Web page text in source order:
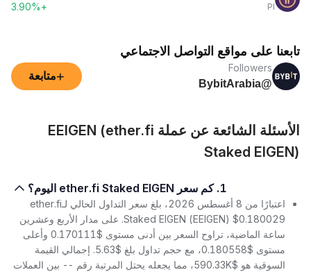
PI
+3.90%
تابعنا على مواقع التواصل الاجتماعي
Followers
@BybitArabia
+متابعة
الأسئلة الشائعة عن عملة EEIGEN (ether.fi
Staked EIGEN)
1. كم سعر ether.fi Staked EIGEN اليوم؟
اعتبارًا من 8 أغسطس 2026، بلغ سعر التداول الحالي لـether.fi
Staked EIGEN (EEIGEN) $0.180029. على مدار الأربع وعشرين
ساعة الماضية، تراوح السعر بين أدنى مستوى $0.170111 وأعلى
مستوى $0.180558، مع حجم تداول بلغ $5.63. إجمالي القيمة
السوقية هو $590.33K، مما يجعله يحتل المرتبة رقم -- بين العملات